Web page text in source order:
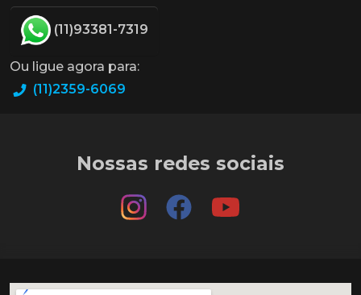
(11)93381-7319
Ou ligue agora para:
(11)2359-6069
Nossas redes sociais